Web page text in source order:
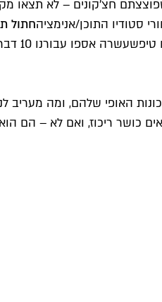
סטודיו התוכן/אנימציהחתול
האופי שלהם, ומה מעריב
בפוטנציה?'). בגיליון מ-96' המדור בדק אם